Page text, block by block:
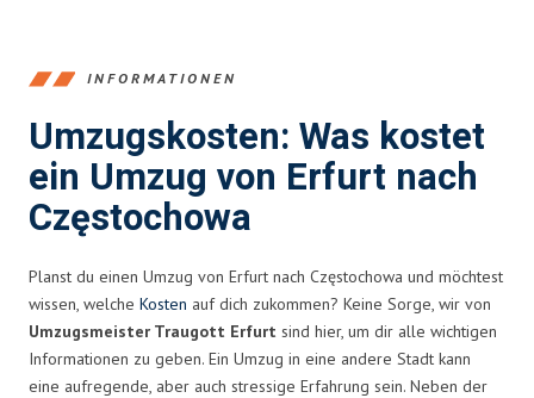
INFORMATIONEN
Umzugskosten: Was kostet
ein Umzug von Erfurt nach
Częstochowa
Planst du einen Umzug von Erfurt nach Częstochowa und möchtest
wissen, welche Kosten auf dich zukommen? Keine Sorge, wir von
Umzugsmeister Traugott Erfurt sind hier, um dir alle wichtigen
Informationen zu geben. Ein Umzug in eine andere Stadt kann
eine aufregende, aber auch stressige Erfahrung sein. Neben der